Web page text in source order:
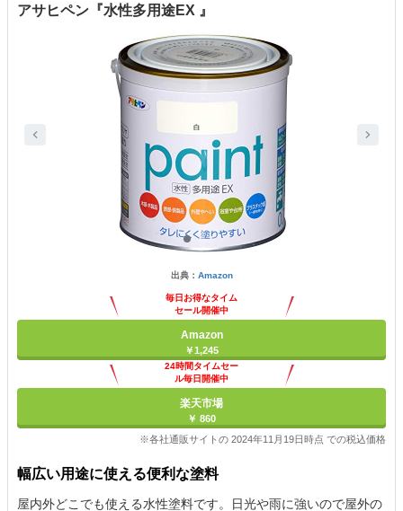
アサヒペン『水性多用途EX 』
出典： Amazon
毎日お得なタイム
セール開催中
Amazon
￥1,245
24時間タイムセー
ル毎日開催中
楽天市場
￥ 860
※各社通販サイトの 2024年11月19日時点 での税込価格
幅広い用途に使える便利な塗料
屋内外どこでも使える水性塗料です。日光や雨に強いので屋外の